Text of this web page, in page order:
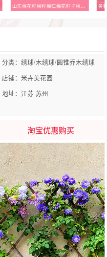
分类：绣球/木绣球/圆锥乔木绣球
店铺：米卉美花园
地址：江苏 苏州
淘宝优惠购买